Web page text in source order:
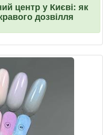
центр у Києві: як
дозвілля